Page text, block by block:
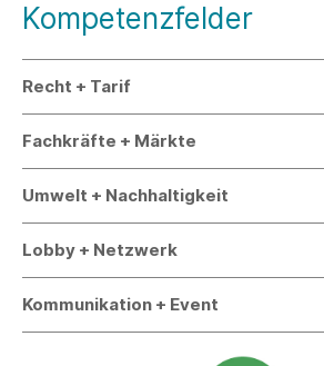
Kompetenzfelder
Recht + Tarif
Fachkräfte + Märkte
Umwelt + Nachhaltigkeit
Lobby + Netzwerk
Kommunikation + Event